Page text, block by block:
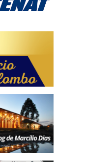
2026 deve
R$ 36,3
Florianópolis